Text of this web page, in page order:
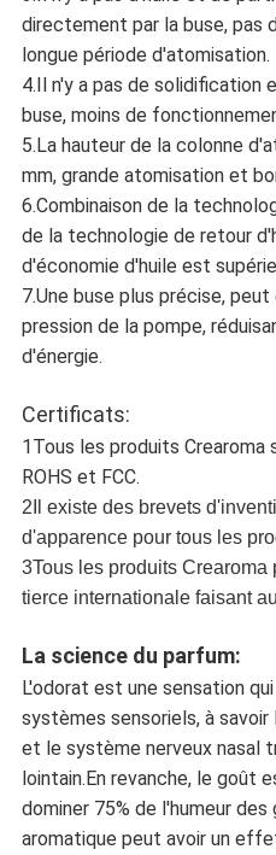
directement par la buse, pas
longue période d'atomisation.
4.Il n'y a pas de solidification
buse, moins de
5.La hauteur de la colonne
mm, grande atomisation et
6.Combinaison de la
de la technologie de retour
d'économie d'huile est
7.Une buse plus précise,
pression de la pompe,
d'énergie.
Certificats:
1Tous les produits Crearoma
ROHS et FCC.
2Il existe des brevets
d'apparence pour tous les
3Tous les produits
tierce internationale faisant
La science du parfum:
L'odorat est une sensation
systèmes sensoriels, à
et le système nerveux nasal
lointain.En revanche, le goût
dominer 75% de l'humeur des
aromatique peut avoir un